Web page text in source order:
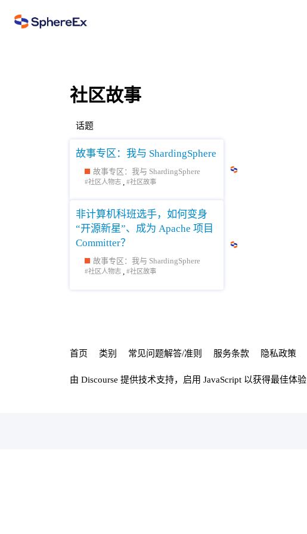
社区故事
话题
故事专区：我与 ShardingSphere
故事专区：我与 ShardingSphere
社区人物志 社区故事
非计算机科班选手，如何变身
“开源新星”、成为 Apache 项目
Committer？
故事专区：我与 ShardingSphere
社区人物志 社区故事
首页 类别 常见问题解答/准则 服务条款 隐私政策
由 Discourse 提供技术支持，启用 JavaScript 以获得最佳体验